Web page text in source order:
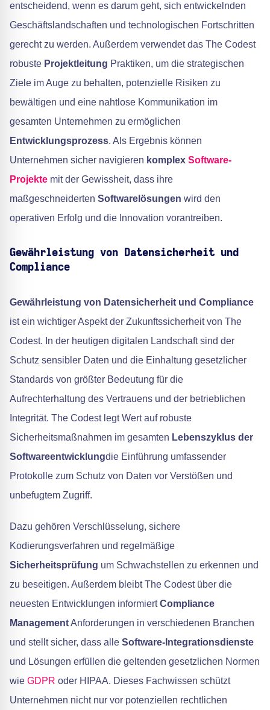
entscheidend, wenn es darum geht, sich entwickelnden
Geschäftslandschaften und technologischen Fortschritten
gerecht zu werden. Außerdem verwendet das The Codest
robuste Projektleitung Praktiken, um die strategischen
Ziele im Auge zu behalten, potenzielle Risiken zu
bewältigen und eine nahtlose Kommunikation im
gesamten Unternehmen zu ermöglichen
Entwicklungsprozess. Als Ergebnis können
Unternehmen sicher navigieren komplex Software-
Projekte mit der Gewissheit, dass ihre
maßgeschneiderten Softwarelösungen wird den
operativen Erfolg und die Innovation vorantreiben.
Gewährleistung von Datensicherheit und
Compliance
Gewährleistung von Datensicherheit und Compliance
ist ein wichtiger Aspekt der Zukunftssicherheit von The
Codest. In der heutigen digitalen Landschaft sind der
Schutz sensibler Daten und die Einhaltung gesetzlicher
Standards von größter Bedeutung für die
Aufrechterhaltung des Vertrauens und der betrieblichen
Integrität. The Codest legt Wert auf robuste
Sicherheitsmaßnahmen im gesamten Lebenszyklus der
Softwareentwicklungdie Einführung umfassender
Protokolle zum Schutz von Daten vor Verstößen und
unbefugtem Zugriff.
Dazu gehören Verschlüsselung, sichere
Kodierungsverfahren und regelmäßige
Sicherheitsprüfung um Schwachstellen zu erkennen und
zu beseitigen. Außerdem bleibt The Codest über die
neuesten Entwicklungen informiertCompliance
ManagementAnforderungen in verschiedenen Branchen
und stellt sicher, dass alle Software-Integrationsdienste
und Lösungen erfüllen die geltenden gesetzlichen Normen
wie GDPR oder HIPAA. Dieses Fachwissen schützt
Unternehmen nicht nur vor potenziellen rechtlichen